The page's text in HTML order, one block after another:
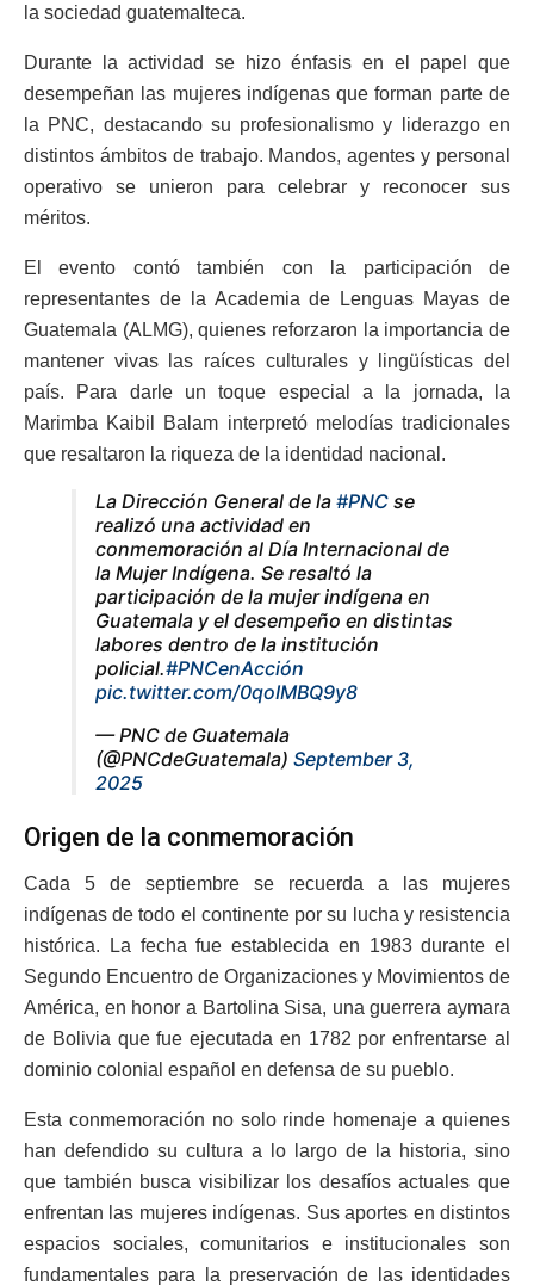
la sociedad guatemalteca.
Durante la actividad se hizo énfasis en el papel que
desempeñan las mujeres indígenas que forman parte de
la PNC, destacando su profesionalismo y liderazgo en
distintos ámbitos de trabajo. Mandos, agentes y personal
operativo se unieron para celebrar y reconocer sus
méritos.
El evento contó también con la participación de
representantes de la Academia de Lenguas Mayas de
Guatemala (ALMG), quienes reforzaron la importancia de
mantener vivas las raíces culturales y lingüísticas del
país. Para darle un toque especial a la jornada, la
Marimba Kaibil Balam interpretó melodías tradicionales
que resaltaron la riqueza de la identidad nacional.
La Dirección General de la #PNC se
realizó una actividad en
conmemoración al Día Internacional de
la Mujer Indígena. Se resaltó la
participación de la mujer indígena en
Guatemala y el desempeño en distintas
labores dentro de la institución
policial.#PNCenAcción
pic.twitter.com/0qoIMBQ9y8
— PNC de Guatemala
(@PNCdeGuatemala) September 3,
2025
Origen de la conmemoración
Cada 5 de septiembre se recuerda a las mujeres
indígenas de todo el continente por su lucha y resistencia
histórica. La fecha fue establecida en 1983 durante el
Segundo Encuentro de Organizaciones y Movimientos de
América, en honor a Bartolina Sisa, una guerrera aymara
de Bolivia que fue ejecutada en 1782 por enfrentarse al
dominio colonial español en defensa de su pueblo.
Esta conmemoración no solo rinde homenaje a quienes
han defendido su cultura a lo largo de la historia, sino
que también busca visibilizar los desafíos actuales que
enfrentan las mujeres indígenas. Sus aportes en distintos
espacios sociales, comunitarios e institucionales son
fundamentales para la preservación de las identidades